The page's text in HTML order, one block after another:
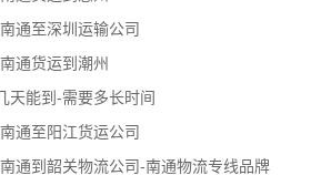
通至深圳运输公司
通货运到潮州
天能到-需要多长时间
通至阳江货运公司
通到韶关物流公司-南通物流专线品牌